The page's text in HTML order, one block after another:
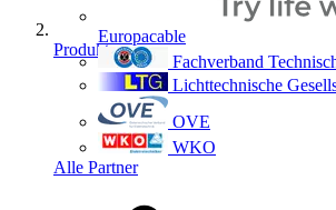
Europacable
Fachverband
Lichttechnische
OVE
WKO
Alle Partner
Produkte